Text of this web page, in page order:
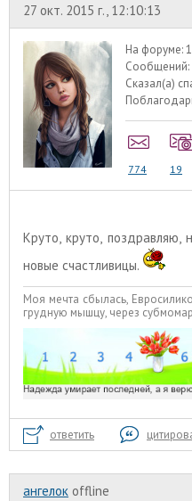
27 окт. 2015 г., 12:10:13
На форуме:
Сообщений:
Сказал(а)
774 19
Круто, круто, поздравляю,
новые счастливицы.
Моя мечта сбылась,
грудную мышцу, через
ответить
ангелок offline